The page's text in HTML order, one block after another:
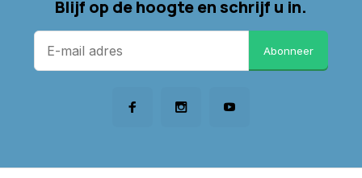
Blijf op de hoogte en schrijf u in.
Abonneer